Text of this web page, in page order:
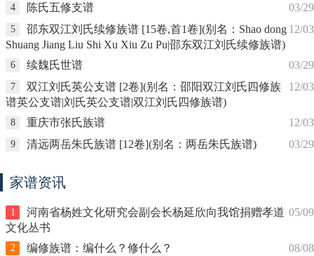
03/29
4
陈氏五修支谱
12/03
5 邵东双江刘氏续修族谱 [15卷,首1卷](别名：Shao dong
Shuang Jiang Liu Shi Xu Xiu Zu Pu|邵东双江刘氏续修族谱)
03/29
6
续魏氏世谱
12/03
7 双江刘氏英公支谱 [2卷](别名：邵阳双江刘氏四修族
谱英公支谱|刘氏英公支谱|双江刘氏四修族谱)
12/03
8
重庆市张氏族谱
03/29
9 清远两岳朱氏族谱 [12卷](别名：两岳朱氏族谱)
家谱资讯
05/09
1 河南省杨姓文化研究会副会长杨延欣向我馆捐赠孝道
文化丛书
08/08
2 编修族谱：编什么？修什么？